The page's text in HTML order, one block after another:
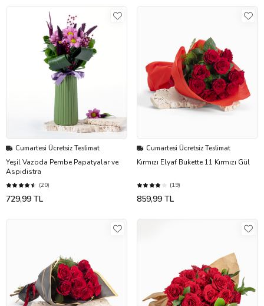
Cumartesi Ücretsiz Teslimat
Yeşil Vazoda Pembe Papatyalar ve
Aspidistra
(20)
729,99 TL
Cumartesi Ücretsiz Teslimat
Kırmızı Elyaf Bukette 11 Kırmızı Gül
(19)
859,99 TL